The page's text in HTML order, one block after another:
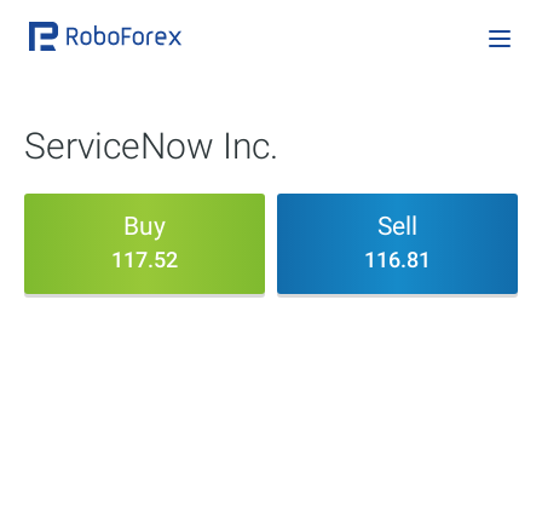
ServiceNow Inc.
Buy
117.52
Sell
116.81